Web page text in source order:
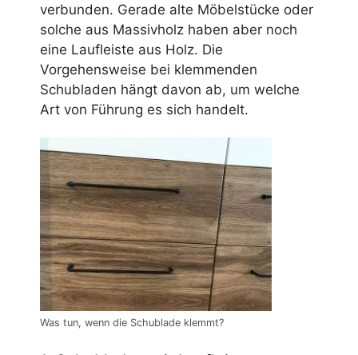
verbunden. Gerade alte Möbelstücke oder
solche aus Massivholz haben aber noch
eine Laufleiste aus Holz. Die
Vorgehensweise bei klemmenden
Schubladen hängt davon ab, um welche
Art von Führung es sich handelt.
Was tun, wenn die Schublade klemmt?